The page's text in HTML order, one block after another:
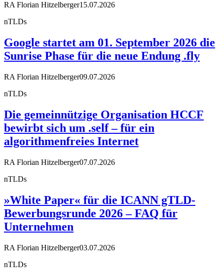
RA Florian Hitzelberger15.07.2026
nTLDs
Google startet am 01. September 2026 die
Sunrise Phase für die neue Endung .fly
RA Florian Hitzelberger09.07.2026
nTLDs
Die gemeinnützige Organisation HCCF
bewirbt sich um .self – für ein
algorithmenfreies Internet
RA Florian Hitzelberger07.07.2026
nTLDs
»White Paper« für die ICANN gTLD-
Bewerbungsrunde 2026 – FAQ für
Unternehmen
RA Florian Hitzelberger03.07.2026
nTLDs